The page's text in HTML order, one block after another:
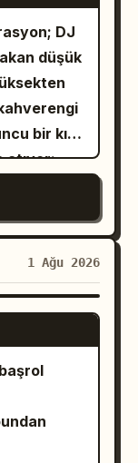
DJ
düşük
bir kız
atıyor;
açık)
kolunu
planda
gece
turuncu
bokeh
koyu
canlı
1 Ağu 2026
IMAGE 2